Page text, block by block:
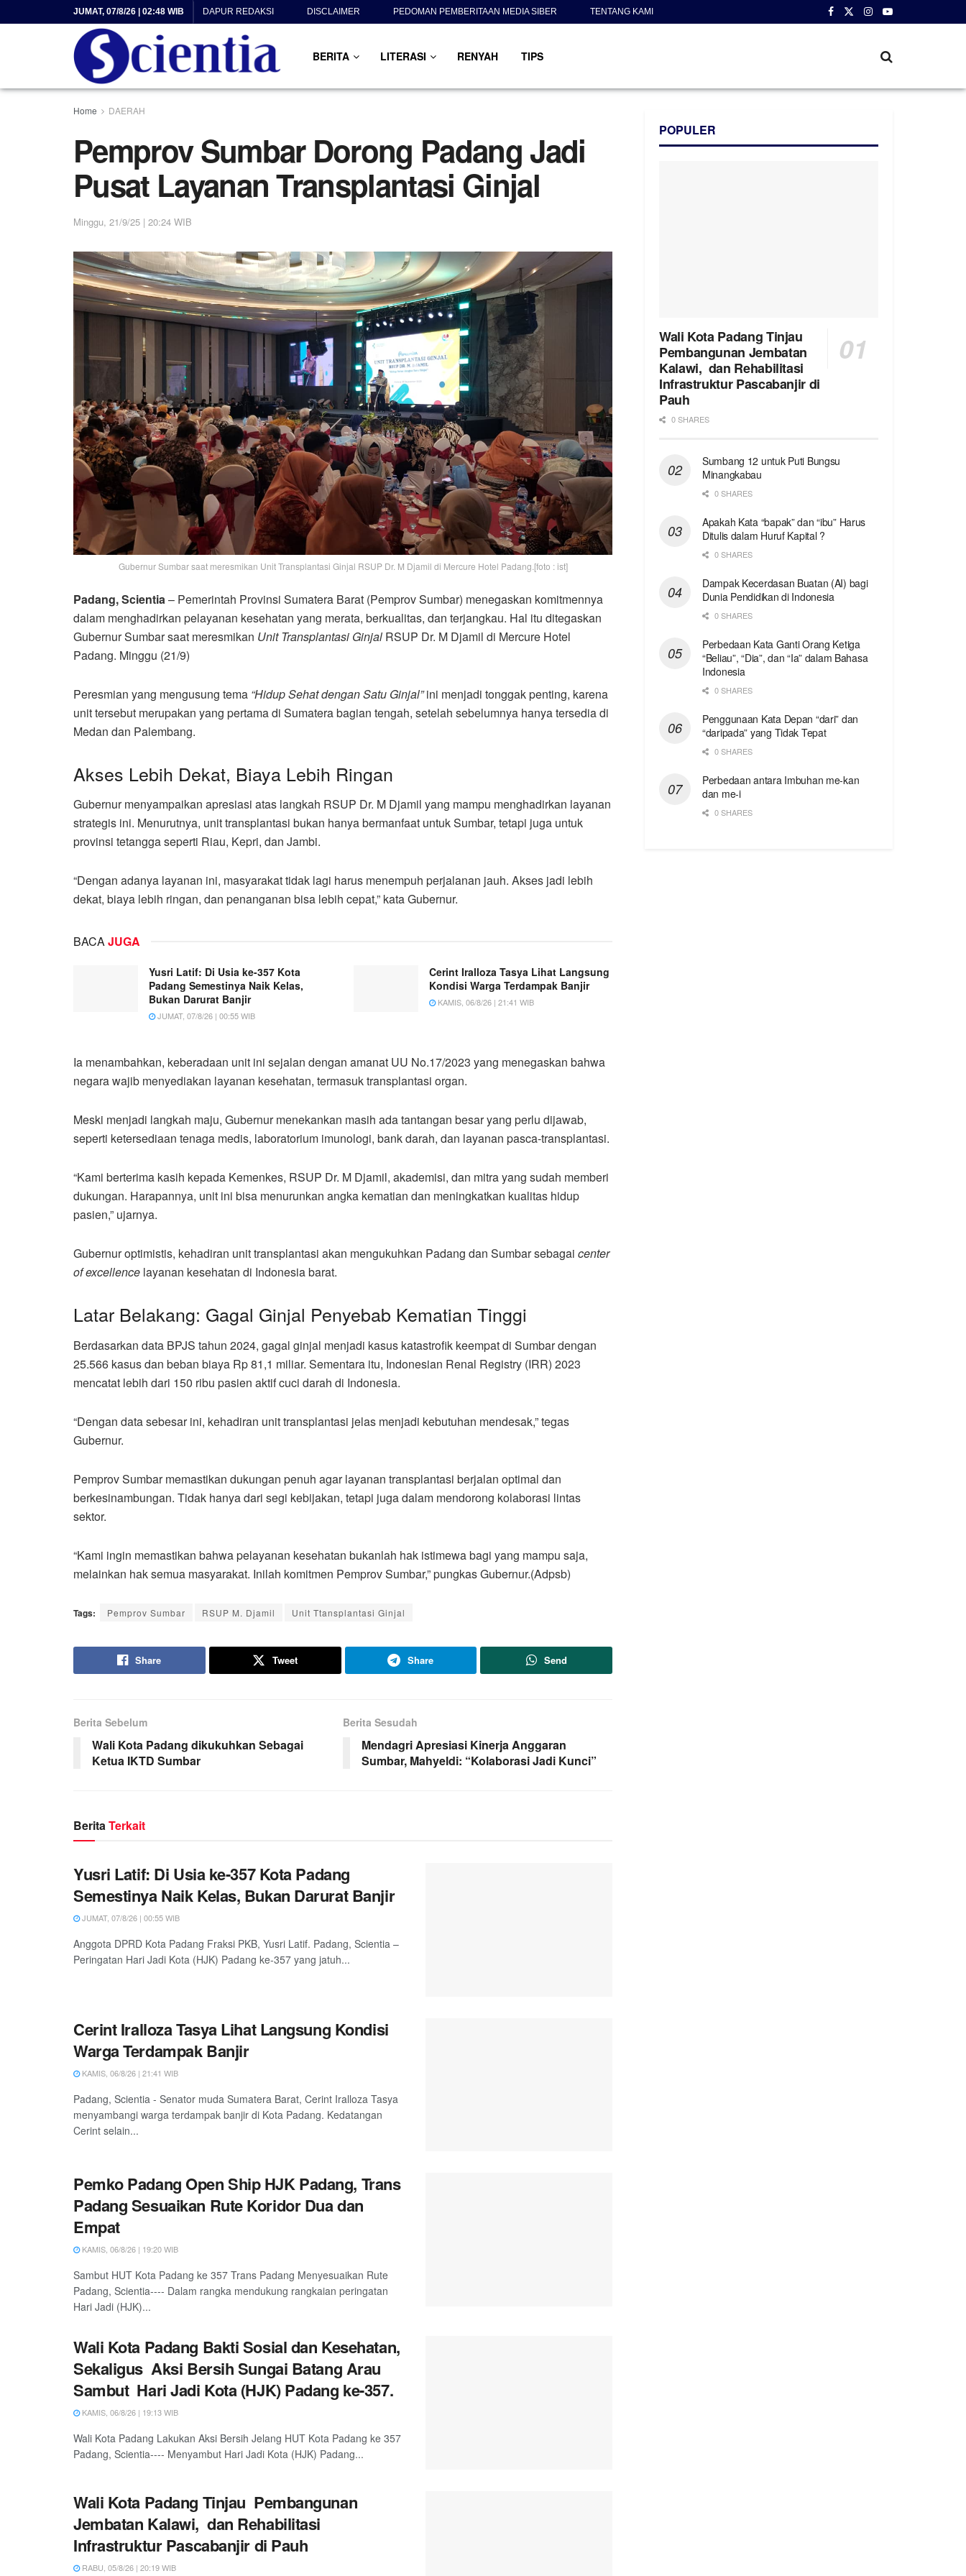
JUMAT, 07/8/26 | 02:48 WIB DAPUR REDAKSI DISCLAIMER PEDOMAN PEMBERITAAN MEDIA SIBER TENTANG KAMI
BERITA LITERASI RENYAH TIPS
Home DAERAH
Pemprov Sumbar Dorong Padang Jadi
Pusat Layanan Transplantasi Ginjal
Minggu, 21/9/25 | 20:24 WIB
Gubernur Sumbar saat meresmikan Unit Transplantasi Ginjal RSUP Dr. M Djamil di Mercure Hotel Padang.[foto : ist]
Padang, Scientia– Pemerintah Provinsi Sumatera Barat (Pemprov Sumbar) menegaskan komitmennya
dalam menghadirkan pelayanan kesehatan yang merata, berkualitas, dan terjangkau. Hal itu ditegaskan
Gubernur Sumbar saat meresmikan Unit Transplantasi Ginjal RSUP Dr. M Djamil di Mercure Hotel
Padang. Minggu (21/9)
Peresmian yang mengusung tema “Hidup Sehat dengan Satu Ginjal”ini menjadi tonggak penting, karena
unit tersebut merupakan yang pertama di Sumatera bagian tengah, setelah sebelumnya hanya tersedia di
Medan dan Palembang.
Akses Lebih Dekat, Biaya Lebih Ringan
Gubernur menyampaikan apresiasi atas langkah RSUP Dr. M Djamil yang mampu menghadirkan layanan
strategis ini. Menurutnya, unit transplantasi bukan hanya bermanfaat untuk Sumbar, tetapi juga untuk
provinsi tetangga seperti Riau, Kepri, dan Jambi.
“Dengan adanya layanan ini, masyarakat tidak lagi harus menempuh perjalanan jauh. Akses jadi lebih
dekat, biaya lebih ringan, dan penanganan bisa lebih cepat,” kata Gubernur.
BACAJUGA
Yusri Latif: Di Usia ke-357 Kota
Padang Semestinya Naik Kelas,
Bukan Darurat Banjir
JUMAT, 07/8/26 | 00:55 WIB
Cerint Iralloza Tasya Lihat Langsung
Kondisi Warga Terdampak Banjir
KAMIS, 06/8/26 | 21:41 WIB
Ia menambahkan, keberadaan unit ini sejalan dengan amanat UU No.17/2023 yang menegaskan bahwa
negara wajib menyediakan layanan kesehatan, termasuk transplantasi organ.
Meski menjadi langkah maju, Gubernur menekankan masih ada tantangan besar yang perlu dijawab,
seperti ketersediaan tenaga medis, laboratorium imunologi, bank darah, dan layanan pasca-transplantasi.
“Kami berterima kasih kepada Kemenkes, RSUP Dr. M Djamil, akademisi, dan mitra yang sudah memberi
dukungan. Harapannya, unit ini bisa menurunkan angka kematian dan meningkatkan kualitas hidup
pasien,” ujarnya.
Gubernur optimistis, kehadiran unit transplantasi akan mengukuhkan Padang dan Sumbar sebagai center
of excellence layanan kesehatan di Indonesia barat.
Latar Belakang: Gagal Ginjal Penyebab Kematian Tinggi
Berdasarkan data BPJS tahun 2024, gagal ginjal menjadi kasus katastrofik keempat di Sumbar dengan
25.566 kasus dan beban biaya Rp 81,1 miliar. Sementara itu, Indonesian Renal Registry (IRR) 2023
mencatat lebih dari 150 ribu pasien aktif cuci darah di Indonesia.
“Dengan data sebesar ini, kehadiran unit transplantasi jelas menjadi kebutuhan mendesak,” tegas
Gubernur.
Pemprov Sumbar memastikan dukungan penuh agar layanan transplantasi berjalan optimal dan
berkesinambungan. Tidak hanya dari segi kebijakan, tetapi juga dalam mendorong kolaborasi lintas
sektor.
“Kami ingin memastikan bahwa pelayanan kesehatan bukanlah hak istimewa bagi yang mampu saja,
melainkan hak semua masyarakat. Inilah komitmen Pemprov Sumbar,” pungkas Gubernur.(Adpsb)
Tags: Pemprov Sumbar RSUP M. Djamil Unit Ttansplantasi Ginjal
Share Tweet Share Send
Berita Sebelum
Wali Kota Padang dikukuhkan Sebagai
Ketua IKTD Sumbar
Berita Sesudah
Mendagri Apresiasi Kinerja Anggaran
Sumbar, Mahyeldi: “Kolaborasi Jadi Kunci”
BeritaTerkait
Yusri Latif: Di Usia ke-357 Kota Padang
Semestinya Naik Kelas, Bukan Darurat Banjir
JUMAT, 07/8/26 | 00:55 WIB
Anggota DPRD Kota Padang Fraksi PKB, Yusri Latif. Padang, Scientia –
Peringatan Hari Jadi Kota (HJK) Padang ke-357 yang jatuh...
Cerint Iralloza Tasya Lihat Langsung Kondisi
Warga Terdampak Banjir
KAMIS, 06/8/26 | 21:41 WIB
Padang, Scientia - Senator muda Sumatera Barat, Cerint Iralloza Tasya
menyambangi warga terdampak banjir di Kota Padang. Kedatangan
Cerint selain...
Pemko Padang Open Ship HJK Padang, Trans
Padang Sesuaikan Rute Koridor Dua dan
Empat
KAMIS, 06/8/26 | 19:20 WIB
Sambut HUT Kota Padang ke 357 Trans Padang Menyesuaikan Rute
Padang, Scientia---- Dalam rangka mendukung rangkaian peringatan
Hari Jadi (HJK)...
Wali Kota Padang Bakti Sosial dan Kesehatan,
Sekaligus Aksi Bersih Sungai Batang Arau
Sambut Hari Jadi Kota (HJK) Padang ke-357.
KAMIS, 06/8/26 | 19:13 WIB
Wali Kota Padang Lakukan Aksi Bersih Jelang HUT Kota Padang ke 357
Padang, Scientia---- Menyambut Hari Jadi Kota (HJK) Padang...
Wali Kota Padang Tinjau Pembangunan
Jembatan Kalawi, dan Rehabilitasi
Infrastruktur Pascabanjir di Pauh
RABU, 05/8/26 | 20:19 WIB
POPULER
Wali Kota Padang Tinjau
Pembangunan Jembatan
Kalawi, dan Rehabilitasi
Infrastruktur Pascabanjir di
Pauh
0 SHARES
Sumbang 12 untuk Puti Bungsu
Minangkabau
0 SHARES
Apakah Kata “bapak” dan “ibu” Harus
Ditulis dalam Huruf Kapital ?
0 SHARES
Dampak Kecerdasan Buatan (AI) bagi
Dunia Pendidikan di Indonesia
0 SHARES
Perbedaan Kata Ganti Orang Ketiga
“Beliau”, “Dia”, dan “Ia” dalam Bahasa
Indonesia
0 SHARES
Penggunaan Kata Depan “dari” dan
“daripada” yang Tidak Tepat
0 SHARES
Perbedaan antara Imbuhan me-kan
dan me-i
0 SHARES